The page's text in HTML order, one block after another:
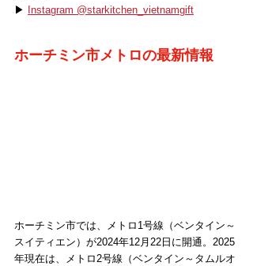
▶ Instagram @starkitchen_vietnamgift
ホーチミン市メトロの最新情報
ホーチミン市では、メトロ1号線（ベンタイン～
スイティエン）が2024年12月22日に開通。2025
年現在は、メトロ2号線（ベンタイン～タムルオ